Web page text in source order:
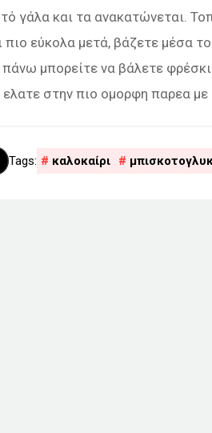
γάλα και τα ανακατώνεται.
πιο εύκολα μετά, βάζετε μέσα
πάνω μπορείτε να βάλετε
ελατε στην πιο ομορφη παρεα
καλοκαίρι